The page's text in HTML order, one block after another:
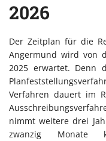
2026
Der Zeitplan für die
Angermund wird von
2025 erwartet. Denn
Verfahren dauert im
nimmt weitere drei
zwanzig Monate